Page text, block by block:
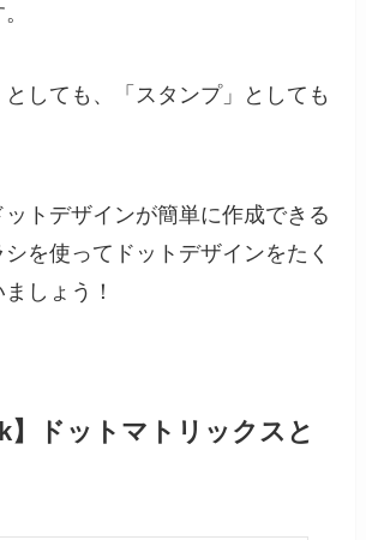
しても、「スタンプ」としても
トデザインが簡単に作成できる
を使ってドットデザインをたく
しょう！
】ドットマトリックスと